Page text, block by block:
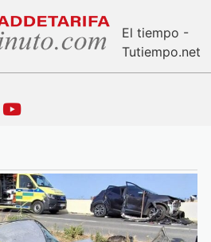
El tiempo -
Tutiempo.net